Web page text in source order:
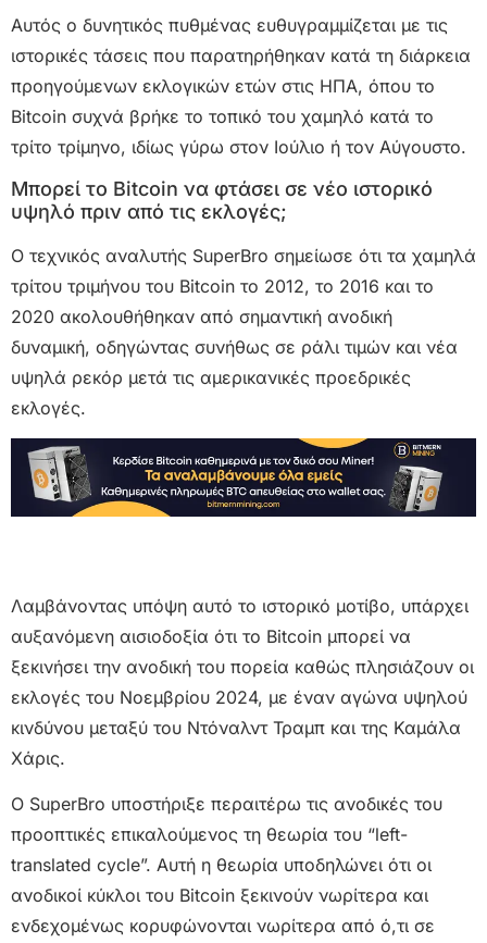
Αυτός ο δυνητικός πυθμένας ευθυγραμμίζεται με τις
ιστορικές τάσεις που παρατηρήθηκαν κατά τη διάρκεια
προηγούμενων εκλογικών ετών στις ΗΠΑ, όπου το
Bitcoin συχνά βρήκε το τοπικό του χαμηλό κατά το
τρίτο τρίμηνο, ιδίως γύρω στον Ιούλιο ή τον Αύγουστο.
Μπορεί το Bitcoin να φτάσει σε νέο ιστορικό
υψηλό πριν από τις εκλογές;
Ο τεχνικός αναλυτής SuperBro σημείωσε ότι τα χαμηλά
τρίτου τριμήνου του Bitcoin το 2012, το 2016 και το
2020 ακολουθήθηκαν από σημαντική ανοδική
δυναμική, οδηγώντας συνήθως σε ράλι τιμών και νέα
υψηλά ρεκόρ μετά τις αμερικανικές προεδρικές
εκλογές.
Λαμβάνοντας υπόψη αυτό το ιστορικό μοτίβο, υπάρχει
αυξανόμενη αισιοδοξία ότι το Bitcoin μπορεί να
ξεκινήσει την ανοδική του πορεία καθώς πλησιάζουν οι
εκλογές του Νοεμβρίου 2024, με έναν αγώνα υψηλού
κινδύνου μεταξύ του Ντόναλντ Τραμπ και της Καμάλα
Χάρις.
Ο SuperBro υποστήριξε περαιτέρω τις ανοδικές του
προοπτικές επικαλούμενος τη θεωρία του “left-
translated cycle”. Αυτή η θεωρία υποδηλώνει ότι οι
ανοδικοί κύκλοι του Bitcoin ξεκινούν νωρίτερα και
ενδεχομένως κορυφώνονται νωρίτερα από ό,τι σε